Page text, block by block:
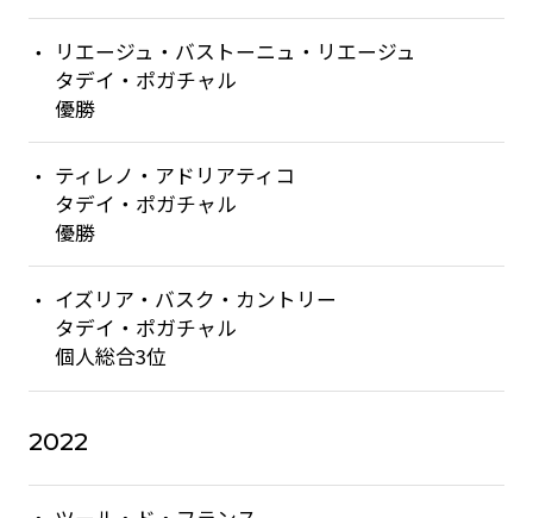
リエージュ・バストーニュ・リエージュ
タデイ・ポガチャル
優勝
ティレノ・アドリアティコ
タデイ・ポガチャル
優勝
イズリア・バスク・カントリー
タデイ・ポガチャル
個人総合3位
2022